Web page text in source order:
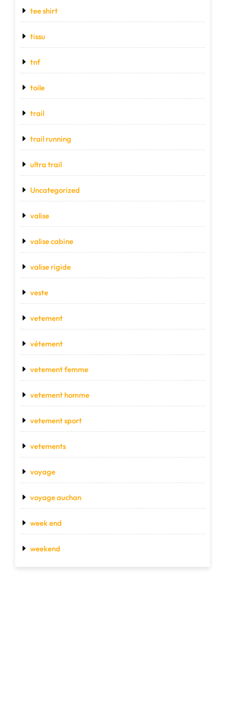
tee shirt
tissu
tnf
toile
trail
trail running
ultra trail
Uncategorized
valise
valise cabine
valise rigide
veste
vetement
vétement
vetement femme
vetement homme
vetement sport
vetements
voyage
voyage auchan
week end
weekend